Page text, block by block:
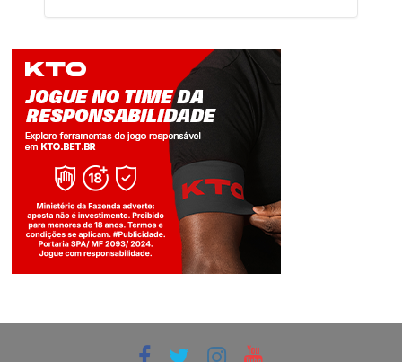
Jogue com responsabilidade. 18+